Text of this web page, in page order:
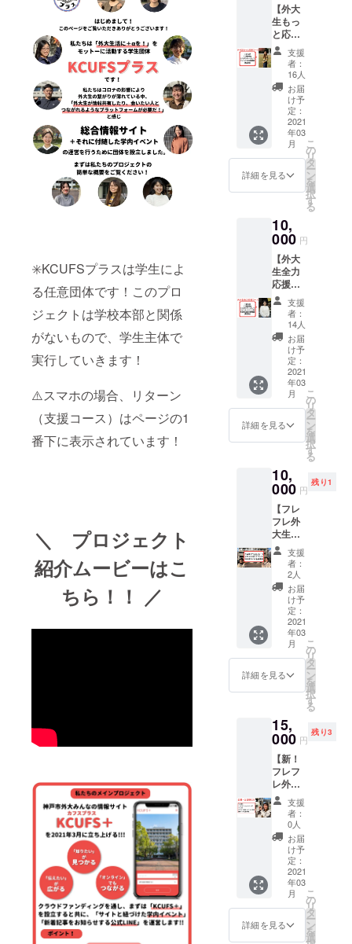
✳️KCUFSプラスは学生によ
る任意団体です！このプロ
ジェクトは学校本部と関係
がないもので、学生主体で
実行していきます！
⚠️スマホの場合、リターン
（支援コース）はページの1
番下に表示されています！
＼ プロジェクト
紹介ムービーはこ
ちら！！ ／
【外大
生もっ
と応援
コー
ス】 内
容▼ ①
お礼状
（画像
形式）
②活動
報告 ③
スポン
サーと
してサ
イトに
お名前
（希望
者）
【⚠支
援時、
必ず備
考欄に
ご希望
のお名
前をご
記入く
ださ
い。希
望され
ない場
合は
「希望
しな
い。】
詳細▼
・支援
してく
ださっ
た方に
お礼状
（画像
形式）
と進捗
報告を
メール
でお送
りさせ
ていた
だきま
す。 ・
サーと
してお
KCUFS
+サイト
内に掲
載させ
ていた
だきま
す。 ※
サイト
内にお
名前を
掲載す
る場所
「KCUF
S＋と
支援
者：
16人
お届
け予
定：
2021
年03
月
詳細を見る
こ
の
リ
タ
ー
ン
を
選
択
す
る
10,
000 円
【外大
生全力
応援
コー
ス】 内
容▼ ①
お礼状
（画像
形式）
②活動
報告 ③
サイト
内とイ
ベント
時の資
料にス
サーと
してお
名前掲
載（希
望者）
【⚠支
援時、
必ず備
考欄に
ご希望
のお名
前をご
記入く
ださ
い。希
望され
ない場
い」と
ご記入
くださ
い。】
詳細▼
・支援
してく
ださっ
た方に
お礼状
（画像
形式）
と進捗
報告を
メール
でお送
りさせ
支援
者：
14人
お届
け予
定：
2021
年03
月
詳細を見る
こ
の
リ
タ
ー
ン
を
選
択
す
る
10,
000 円
残り1
【フレ
フレ外
大生
コー
ス】 内
容▼ ①
サイト
内全
ページ
の最下
部に広
告を表
示（サ
イズ
大） ②
サイト
イベン
ト時の
資料に
スポン
サーと
してお
名前掲
載 ※先
着3名
様
※3/9か
ら1年間
【⚠支
援時、
必ず備
考欄に
ご希望
支援
者：
2人
お届
け予
定：
2021
年03
月
詳細を見る
こ
の
リ
タ
ー
ン
を
選
択
す
る
15,
000 円
残り3
【新！
フレフ
レ外大
生コー
ス】 ①
ナビ
ゲー
ション
ページ
トップ
に広告
を表示
②サイ
ト内及
びイベ
支援
者：
0人
お届
け予
定：
2021
年03
月
詳細を見る
こ
の
リ
タ
ー
ン
を
選